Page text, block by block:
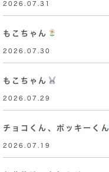
2026.07.31
もこちゃん
2026.07.30
もこちゃん
2026.07.29
チョコくん、ポッキーくん
2026.07.19